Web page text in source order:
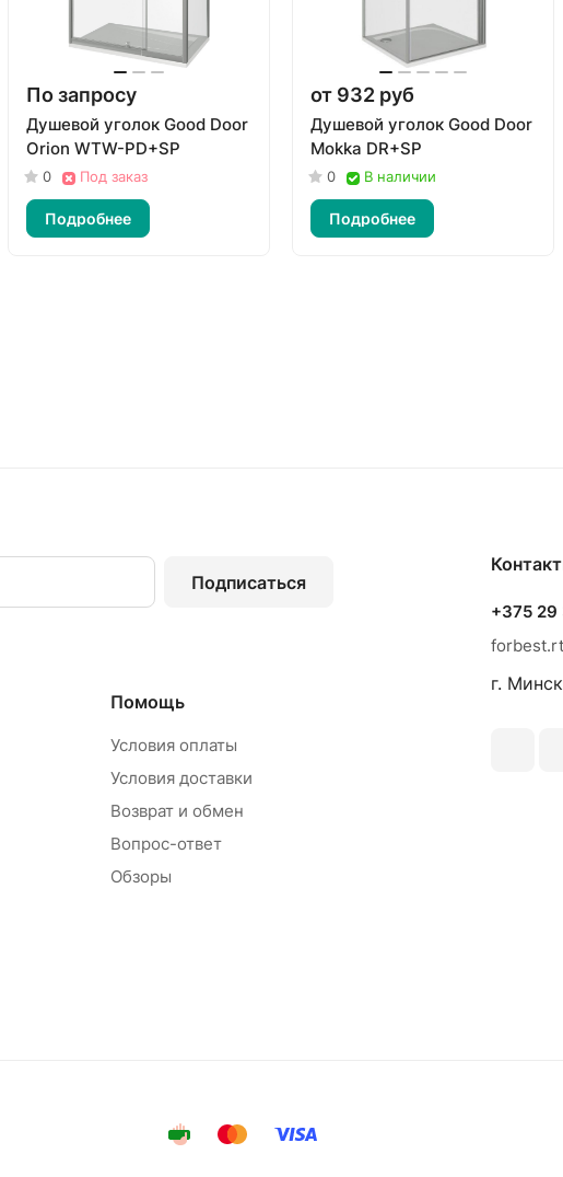
По запросу
Душевой уголок Good Door
Orion WTW-PD+SP
0 Под заказ
Подробнее
от 932 руб
Душевой уголок Good Door
Mokka DR+SP
0 В наличии
Подробнее
Подписаться
Помощь
Условия оплаты
Условия доставки
Возврат и обмен
Вопрос-ответ
Обзоры
+375
г.